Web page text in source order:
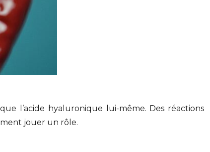
l’acide hyaluronique lui-même. Des réactions
jouer un rôle.